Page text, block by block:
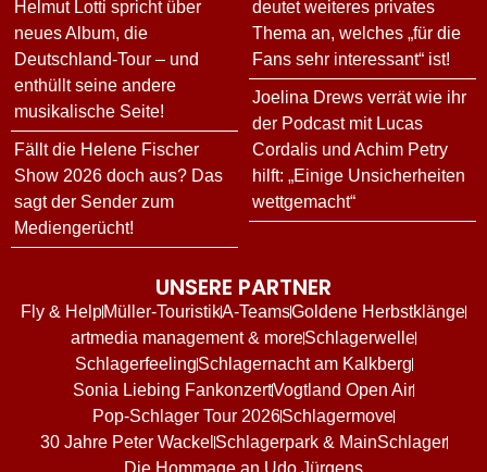
Helmut Lotti spricht über
neues Album, die
Deutschland-Tour – und
enthüllt seine andere
musikalische Seite!
Fällt die Helene Fischer
Show 2026 doch aus? Das
sagt der Sender zum
Mediengerücht!
deutet weiteres privates
Thema an, welches „für die
Fans sehr interessant“ ist!
Joelina Drews verrät wie ihr
der Podcast mit Lucas
Cordalis und Achim Petry
hilft: „Einige Unsicherheiten
wettgemacht“
UNSERE PARTNER
Fly & HelpMüller-TouristikA-TeamsGoldene Herbstklänge
artmedia management & moreSchlagerwelle
SchlagerfeelingSchlagernacht am Kalkberg
Sonia Liebing FankonzertVogtland Open Air
Pop-Schlager Tour 2026Schlagermove
30 Jahre Peter Wackel Schlagerpark & MainSchlager
Die Hommage an Udo Jürgens